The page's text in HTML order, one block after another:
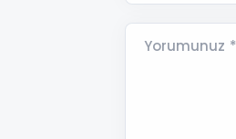
Yorumunuz *